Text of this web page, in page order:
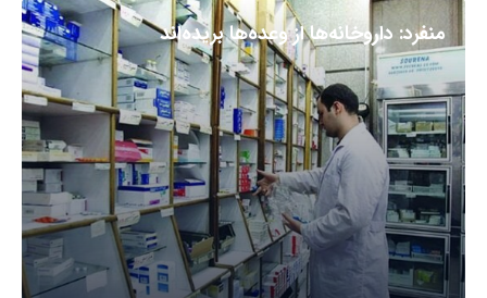
منفرد: داروخانه‌ها از وعده‌ها بریده‌اند